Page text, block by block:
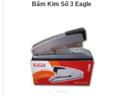
Bấm Kim Số 3 Eagle